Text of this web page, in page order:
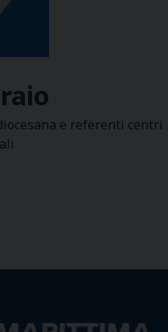
e referenti centri